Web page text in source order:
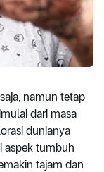
namun tetap
dari masa
dunianya
aspek tumbuh
tajam dan